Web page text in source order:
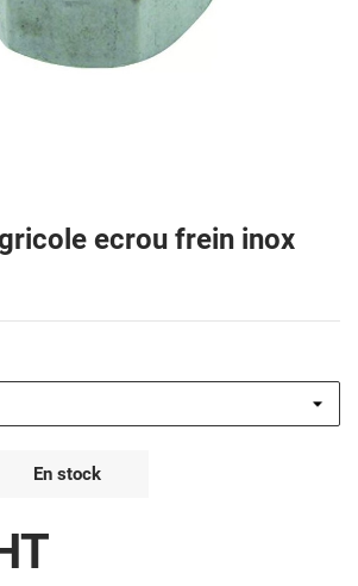
ecrou frein inox
En stock